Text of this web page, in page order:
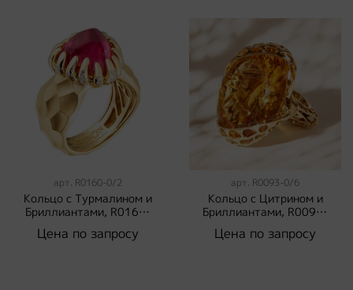
арт. R0160-0/2
Кольцо с Турмалином и
Бриллиантами, R0160-
Цена по запросу
арт. R0093-0/6
Кольцо с Цитрином и
Бриллиантами, R0093-
Цена по запросу